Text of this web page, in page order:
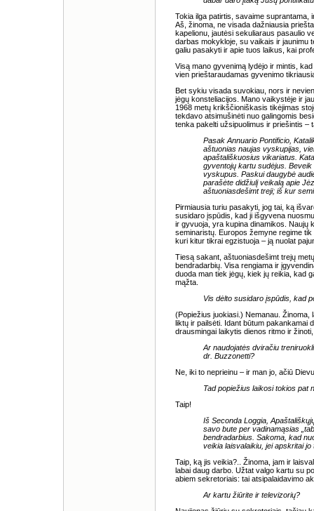
Tokia ilga patirtis, savaime
Aš, žinoma, ne visada dažniausia
kapelionu, jautėsi sekuliaraus pasaulio
darbas mokykloje, su vaikais ir jaunimu
galiu pasakyti ir apie tuos laikus, kai
Visą mano gyvenimą lydėjo ir mintis,
vien prieštaraudamas gyvenimo
Bet sykiu visada suvokiau, nors ir
jėgų konsteliacijos. Mano vaikystėje ir
1968 metų krikščioniškasis tikėjimas
tekdavo atsimušinėti nuo galingomis
tenka pakelti užsipuolimus ir priešintis
Pasak Annuario Pontificio,
aštuonias naujas vyskupijas,
apaštališkuosius vikariatus.
gyventojų kartu sudėjus.
vyskupus. Paskui daugybė
parašėte didžiulį veikalą apie
aštuoniasdešimt treji; iš kur
Pirmiausia turiu pasakyti, jog tai, ką
susidaro įspūdis, kad ji išgyvena
ir gyvuoja, yra kupina dinamikos. Naujų
seminaristų. Europos žemyne regime
kuri kitur tikrai egzistuoja – ją nuolat
Tiesą sakant, aštuoniasdešimt trejų
bendradarbių. Visa rengiama ir
duoda man tiek jėgų, kiek jų reikia, kad
mąžta.
Vis dėlto susidaro įspūdis, kad
(Popiežius juokiasi.) Nemanau.
liktų ir pailsėti. Idant būtum pakankamai
drausmingai laikytis dienos ritmo ir
Ar naudojatės dviračiu
dr. Buzzonetti?
Ne, iki to neprieinu – ir man jo, ačiū
Tad popiežius laikosi tokios pat
Taip!
Iš Seconda Loggia,
savo bute per vadinamąsias
bendradarbius. Sakoma, kad
veikia laisvalaikiu, jei apskritai jo
Taip, ką jis veikia?.. Žinoma, jam ir
labai daug darbo. Užtat valgo kartu su
abiem sekretoriais: tai atsipalaidavimo
Ar kartu žiūrite ir televizorių?